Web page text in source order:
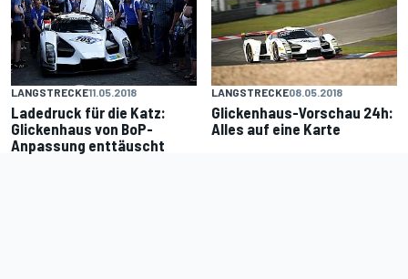
LANGSTRECKE11.05.2018
Ladedruck für die Katz:
Glickenhaus von BoP-
Anpassung enttäuscht
LANGSTRECKE08.05.2018
Glickenhaus-Vorschau 24h:
Alles auf eine Karte